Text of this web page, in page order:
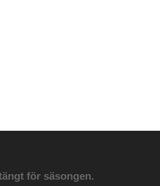
för säsongen.